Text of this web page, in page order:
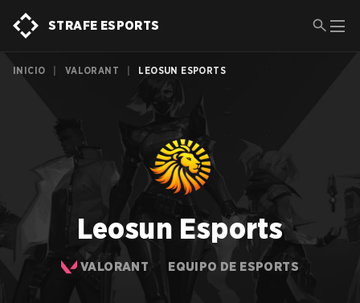
STRAFE ESPORTS
INICIO VALORANT LEOSUN ESPORTS
Leosun Esports
VALORANT EQUIPO DE ESPORTS